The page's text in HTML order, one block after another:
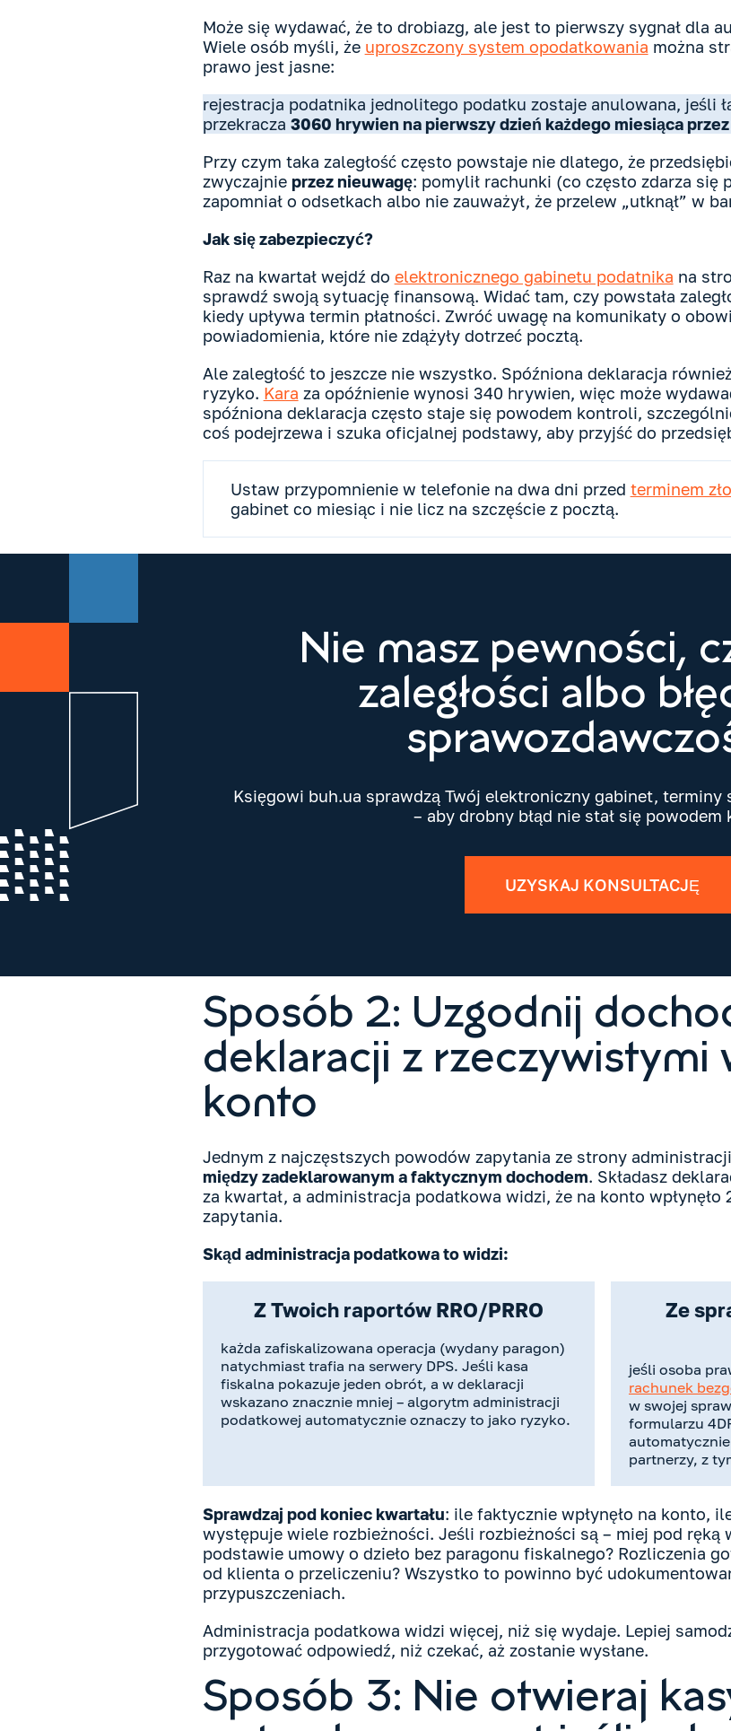
Może się wydawać, że to drobiazg, ale jest to pierwszy sygnał dla
Wiele osób myśli, że uproszczony system opodatkowania można
prawo jest jasne:
rejestracja podatnika jednolitego podatku zostaje anulowana, jeśli
przekracza 3060 hrywien na pierwszy dzień każdego miesiąca
Przy czym taka zaległość często powstaje nie dlatego, że
zwyczajnie przez nieuwagę: pomylił rachunki (co często zdarza się
zapomniał o odsetkach albo nie zauważył, że przelew „utknął” w
Jak się zabezpieczyć?
Raz na kwartał wejdź do elektronicznego gabinetu podatnika na
sprawdź swoją sytuację finansową. Widać tam, czy powstała
kiedy upływa termin płatności. Zwróć uwagę na komunikaty o
powiadomienia, które nie zdążyły dotrzeć pocztą.
Ale zaległość to jeszcze nie wszystko. Spóźniona deklaracja
ryzyko. Kara za opóźnienie wynosi 340 hrywien, więc może
spóźniona deklaracja często staje się powodem kontroli,
coś podejrzewa i szuka oficjalnej podstawy, aby przyjść do
Ustaw przypomnienie w telefonie na dwa dni przed terminem
gabinet co miesiąc i nie licz na szczęście z pocztą.
Nie masz pewności,
zaległości albo
Księgowi buh.ua sprawdzą Twój elektroniczny gabinet, terminy
– aby drobny błąd nie stał się powodem
UZYSKAJ KONSULTACJĘ
Sposób 2: Uzgodnij
deklaracji z rzeczywistymi
konto
Jednym z najczęstszych powodów zapytania ze strony
między zadeklarowanym a faktycznym dochodem. Składasz
za kwartał, a administracja podatkowa widzi, że na konto wpłynęło
zapytania.
Skąd administracja podatkowa to widzi:
Z Twoich raportów RRO/PRRO
każda zafiskalizowana operacja (wydany paragon)
natychmiast trafia na serwery DPS. Jeśli kasa
fiskalna pokazuje jeden obrót, a w deklaracji
wskazano znacznie mniej – algorytm administracji
podatkowej automatycznie oznaczy to jako ryzyko.
Ze
jeśli osoba
rachunek
w swojej
formularzu
partnerzy, z
Sprawdzaj pod koniec kwartału: ile faktycznie wpłynęło na konto,
występuje wiele rozbieżności. Jeśli rozbieżności są – miej pod ręką
podstawie umowy o dzieło bez paragonu fiskalnego? Rozliczenia
od klienta o przeliczeniu? Wszystko to powinno być
przypuszczeniach.
Administracja podatkowa widzi więcej, niż się wydaje. Lepiej
przygotować odpowiedź, niż czekać, aż zostanie wysłane.
Sposób 3: Nie otwieraj